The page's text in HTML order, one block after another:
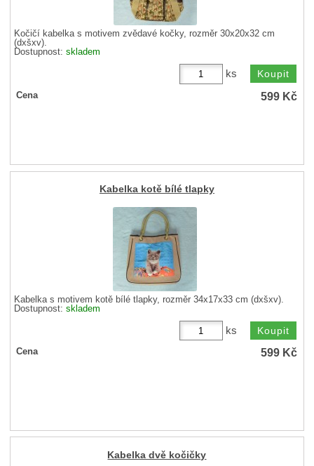
Kočičí kabelka s motivem zvědavé kočky, rozměr 30x20x32 cm
(dxšxv).
Dostupnost:skladem
ks
Cena 599 Kč
Kabelka kotě bílé tlapky
Kabelka s motivem kotě bílé tlapky, rozměr 34x17x33 cm (dxšxv).
Dostupnost:skladem
ks
Cena 599 Kč
Kabelka dvě kočičky